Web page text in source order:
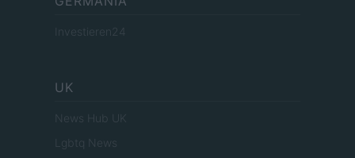
Investieren24
UK
News Hub UK
Lgbtq News